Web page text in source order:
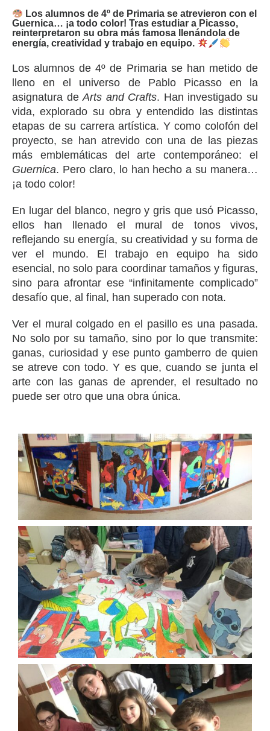
Los alumnos de 4º de Primaria se atrevieron con el
Guernica… ¡a todo color! Tras estudiar a Picasso,
reinterpretaron su obra más famosa llenándola de
energía, creatividad y trabajo en equipo.
Los alumnos de 4º de Primaria se han metido de
lleno en el universo de Pablo Picasso en la
asignatura deArts and Crafts. Han investigado su
vida, explorado su obra y entendido las distintas
etapas de su carrera artística. Y como colofón del
proyecto, se han atrevido con una de las piezas
más emblemáticas del arte contemporáneo: el
Guernica. Pero claro, lo han hecho a su manera…
¡a todo color!
En lugar del blanco, negro y gris que usó Picasso,
ellos han llenado el mural de tonos vivos,
reflejando su energía, su creatividad y su forma de
ver el mundo. El trabajo en equipo ha sido
esencial, no solo para coordinar tamaños y figuras,
sino para afrontar ese “infinitamente complicado”
desafío que, al final, han superado con nota.
Ver el mural colgado en el pasillo es una pasada.
No solo por su tamaño, sino por lo que transmite:
ganas, curiosidad y ese punto gamberro de quien
se atreve con todo. Y es que, cuando se junta el
arte con las ganas de aprender, el resultado no
puede ser otro que una obra única.